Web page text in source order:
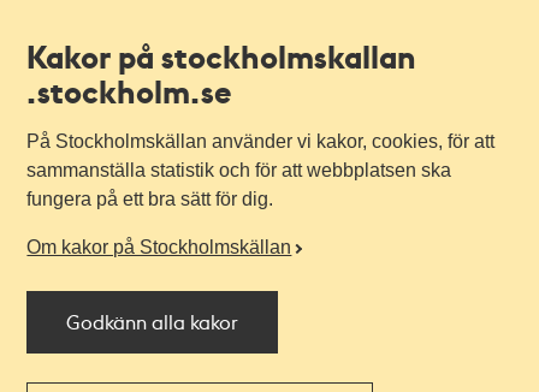
Kakor på stockholmskallan
.stockholm.se
På Stockholmskällan använder vi kakor, cookies, för att
sammanställa statistik och för att webbplatsen ska
fungera på ett bra sätt för dig.
Om kakor på Stockholmskällan
Godkänn alla kakor